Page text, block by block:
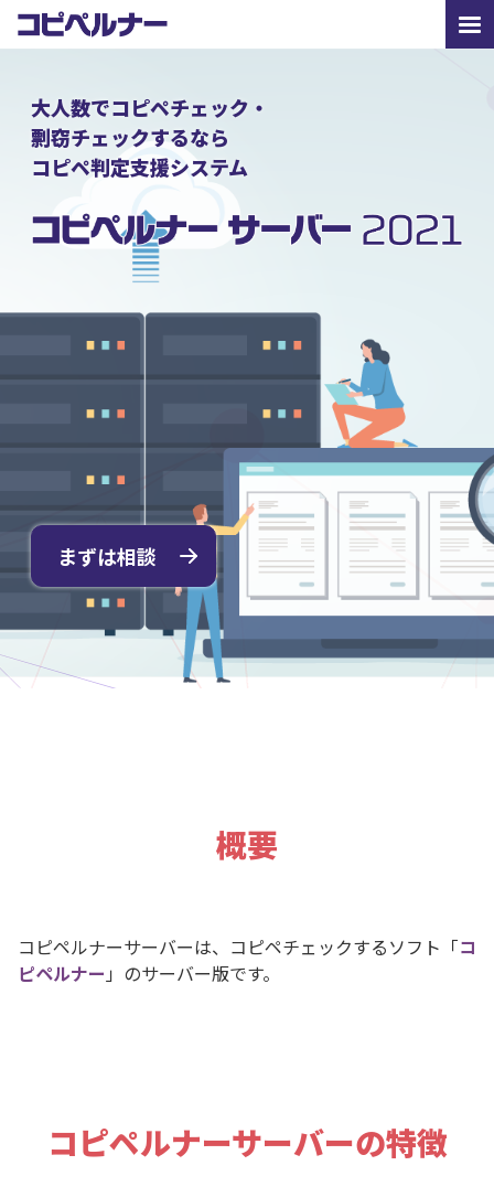
大人数でコピペチェック・
剽窃チェックするなら
コピペ判定支援システム
まずは相談
概要
コピペルナーサーバーは、コピペチェックするソフト「コ
ピペルナー 」のサーバー版です。
コピペルナーサーバーの特徴